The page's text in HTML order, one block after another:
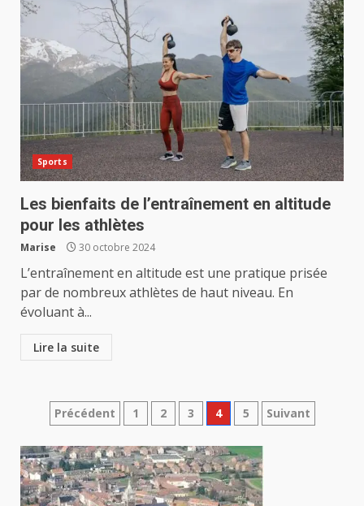
Sports
Les bienfaits de l’entraînement en altitude
pour les athlètes
Marise 30 octobre 2024
L’entraînement en altitude est une pratique prisée
par de nombreux athlètes de haut niveau. En
évoluant à...
Lire la suite
Pagination
des
publications
Précédent 1 2 3 4 5 Suivant